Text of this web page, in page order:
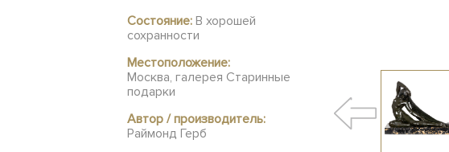
Состояние: В хорошей
сохранности
Местоположение:
Москва, галерея Старинные
подарки
Автор / производитель:
Раймонд Герб